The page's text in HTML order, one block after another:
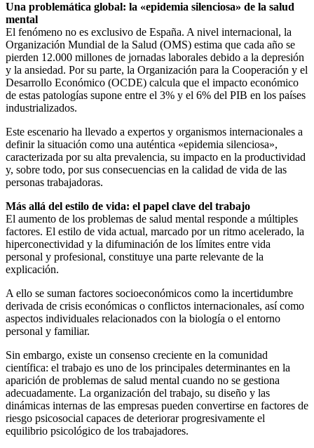
Una problemática global: la «epidemia silenciosa» de la salud
mental
El fenómeno no es exclusivo de España. A nivel internacional, la
Organización Mundial de la Salud (OMS) estima que cada año se
pierden 12.000 millones de jornadas laborales debido a la depresión
y la ansiedad. Por su parte, la Organización para la Cooperación y el
Desarrollo Económico (OCDE) calcula que el impacto económico
de estas patologías supone entre el 3% y el 6% del PIB en los países
industrializados.
Este escenario ha llevado a expertos y organismos internacionales a
definir la situación como una auténtica «epidemia silenciosa»,
caracterizada por su alta prevalencia, su impacto en la productividad
y, sobre todo, por sus consecuencias en la calidad de vida de las
personas trabajadoras.
Más allá del estilo de vida: el papel clave del trabajo
El aumento de los problemas de salud mental responde a múltiples
factores. El estilo de vida actual, marcado por un ritmo acelerado, la
hiperconectividad y la difuminación de los límites entre vida
personal y profesional, constituye una parte relevante de la
explicación.
A ello se suman factores socioeconómicos como la incertidumbre
derivada de crisis económicas o conflictos internacionales, así como
aspectos individuales relacionados con la biología o el entorno
personal y familiar.
Sin embargo, existe un consenso creciente en la comunidad
científica: el trabajo es uno de los principales determinantes en la
aparición de problemas de salud mental cuando no se gestiona
adecuadamente. La organización del trabajo, su diseño y las
dinámicas internas de las empresas pueden convertirse en factores de
riesgo psicosocial capaces de deteriorar progresivamente el
equilibrio psicológico de los trabajadores.